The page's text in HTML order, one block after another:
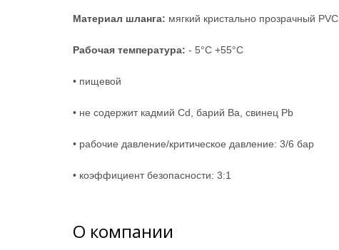
Материал шланга: мягкий кристально прозрачный PVC
Рабочая температура: - 5°С +55°С
• пищевой
• не содержит кадмий Cd, барий Ba, свинец Pb
• рабочие давление/критическое давление: 3/6 бар
• коэффициент безопасности: 3:1
О компании